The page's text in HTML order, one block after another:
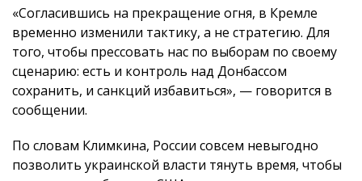
«Согласившись на прекращение огня, в Кремле
временно изменили тактику, а не стратегию. Для
того, чтобы прессовать нас по выборам по своему
сценарию: есть и контроль над Донбассом
сохранить, и санкций избавиться», — говорится в
сообщении.
По словам Климкина, России совсем невыгодно
позволить украинской власти тянуть время, чтобы